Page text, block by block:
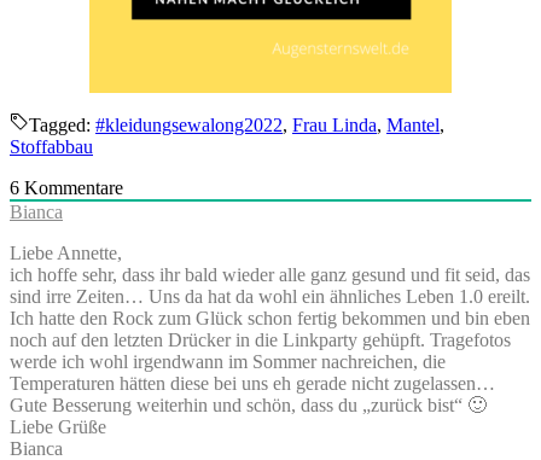
Tagged: #kleidungsewalong2022, Frau Linda, Mantel,
Stoffabbau
6 Kommentare
Bianca
Liebe Annette,
ich hoffe sehr, dass ihr bald wieder alle ganz gesund und fit seid, das
sind irre Zeiten… Uns da hat da wohl ein ähnliches Leben 1.0 ereilt.
Ich hatte den Rock zum Glück schon fertig bekommen und bin eben
noch auf den letzten Drücker in die Linkparty gehüpft. Tragefotos
werde ich wohl irgendwann im Sommer nachreichen, die
Temperaturen hätten diese bei uns eh gerade nicht zugelassen…
Gute Besserung weiterhin und schön, dass du „zurück bist“ 🙂
Liebe Grüße
Bianca